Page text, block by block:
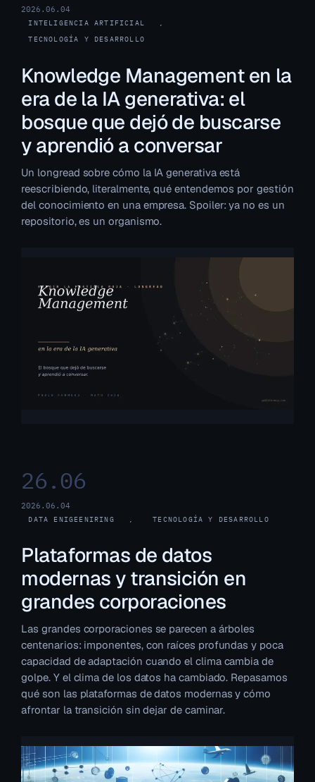
2026.06.04
INTELIGENCIA ARTIFICIAL
,
TECNOLOGÍA Y DESARROLLO
Knowledge Management en la
era de la IA generativa: el
bosque que dejó de buscarse
y aprendió a conversar
Un longread sobre cómo la IA generativa está
reescribiendo, literalmente, qué entendemos por gestión
del conocimiento en una empresa. Spoiler: ya no es un
repositorio, es un organismo.
26.06
2026.06.04
DATA ENIGEENIRING , TECNOLOGÍA Y DESARROLLO
Plataformas de datos
modernas y transición en
grandes corporaciones
Las grandes corporaciones se parecen a árboles
centenarios: imponentes, con raíces profundas y poca
capacidad de adaptación cuando el clima cambia de
golpe. Y el clima de los datos ha cambiado. Repasamos
qué son las plataformas de datos modernas y cómo
afrontar la transición sin dejar de caminar.